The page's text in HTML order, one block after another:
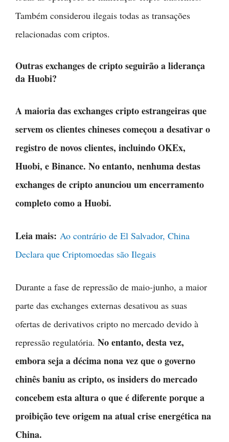
Também considerou ilegais todas as transações
relacionadas com criptos.
Outras exchanges de cripto seguirão a liderança
da Huobi?
A maioria das exchanges cripto estrangeiras que
servem os clientes chineses começou a desativar o
registro de novos clientes, incluindo OKEx,
Huobi, e Binance. No entanto, nenhuma destas
exchanges de cripto anunciou um encerramento
completo como a Huobi.
Leia mais: Ao contrário de El Salvador, China
Declara que Criptomoedas são Ilegais
Durante a fase de repressão de maio-junho, a maior
parte das exchanges externas desativou as suas
ofertas de derivativos cripto no mercado devido à
repressão regulatória. No entanto, desta vez,
embora seja a décima nona vez que o governo
chinês baniu as cripto, os insiders do mercado
concebem esta altura o que é diferente porque a
proibição teve origem na atual crise energética na
China.